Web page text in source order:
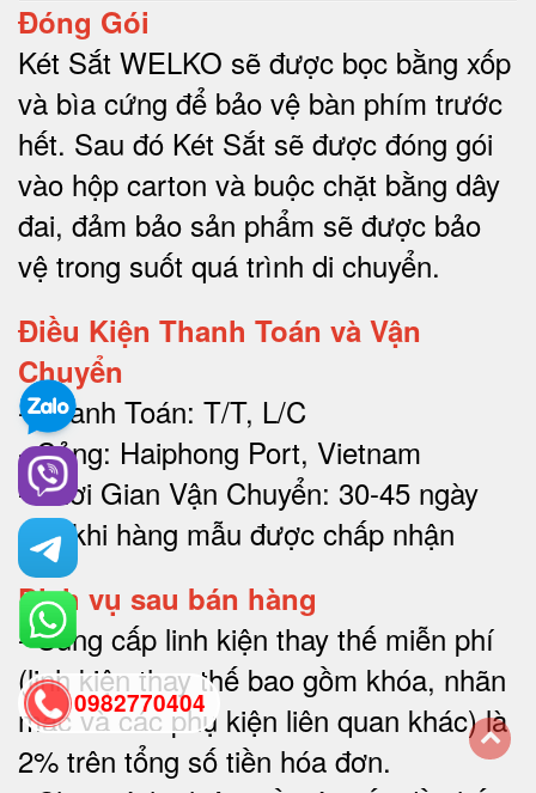
Đóng Gói
Két Sắt WELKO sẽ được bọc bằng xốp
và bìa cứng để bảo vệ bàn phím trước
hết. Sau đó Két Sắt sẽ được đóng gói
vào hộp carton và buộc chặt bằng dây
đai, đảm bảo sản phẩm sẽ được bảo
vệ trong suốt quá trình di chuyển.
Điều Kiện Thanh Toán và Vận
Chuyển
- Thanh Toán: T/T, L/C
- Cảng: Haiphong Port, Vietnam
- Thời Gian Vận Chuyển: 30-45 ngày
sau khi hàng mẫu được chấp nhận
Dịch vụ sau bán hàng
-Cung cấp linh kiện thay thế miễn phí
(linh kiện thay thế bao gồm khóa, nhãn
mác và các phụ kiện liên quan khác) là
2% trên tổng số tiền hóa đơn.
0982770404